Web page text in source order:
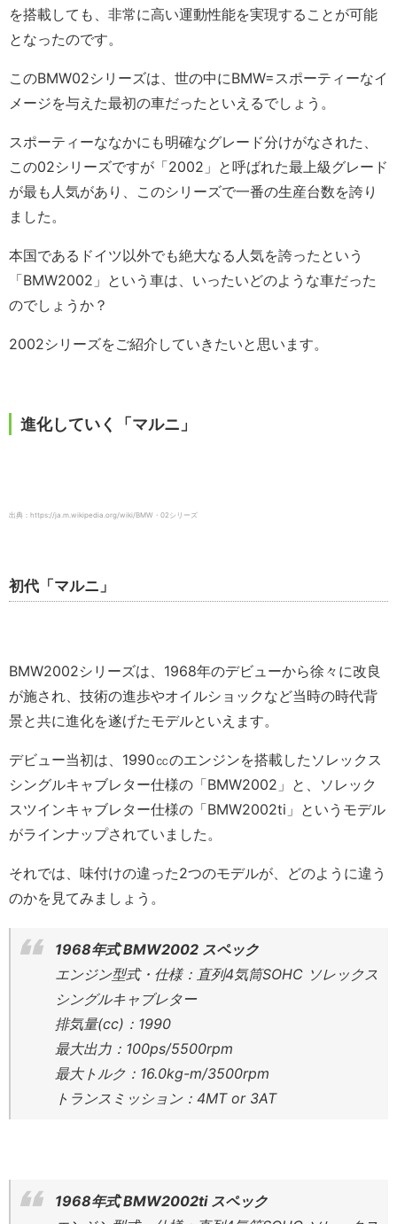
を搭載しても、非常に高い運動性能を実現することが可能
となったのです。
このBMW02シリーズは、世の中にBMW=スポーティーなイ
メージを与えた最初の車だったといえるでしょう。
スポーティーななかにも明確なグレード分けがなされた、
この02シリーズですが「2002」と呼ばれた最上級グレード
が最も人気があり、このシリーズで一番の生産台数を誇り
ました。
本国であるドイツ以外でも絶大なる人気を誇ったという
「BMW2002」という車は、いったいどのような車だった
のでしょうか？
2002シリーズをご紹介していきたいと思います。
進化していく「マルニ」
出典：https://ja.m.wikipedia.org/wiki/BMW・02シリーズ
初代「マルニ」
BMW2002シリーズは、1968年のデビューから徐々に改良
が施され、技術の進歩やオイルショックなど当時の時代背
景と共に進化を遂げたモデルといえます。
デビュー当初は、1990㏄のエンジンを搭載したソレックス
シングルキャブレター仕様の「BMW2002」と、ソレック
スツインキャブレター仕様の「BMW2002ti」というモデル
がラインナップされていました。
それでは、味付けの違った2つのモデルが、どのように違う
のかを見てみましょう。
1968年式 BMW2002 スペック
エンジン型式・仕様：直列4気筒SOHC ソレックス
シングルキャブレター
排気量(cc)：1990
最大出力：100ps/5500rpm
最大トルク：16.0kg-m/3500rpm
トランスミッション：4MT or 3AT
1968年式 BMW2002ti スペック